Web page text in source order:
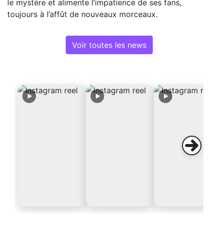
le mystère et alimente l’impatience de ses fans,
toujours à l’affût de nouveaux morceaux.
Voir toutes les news